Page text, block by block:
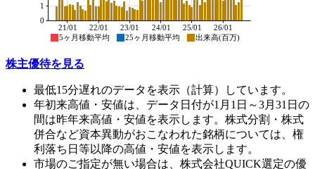
5ヶ月移動平均 25ヶ月移動平均 出来高(百万)
26/01
25/01
24/01
23/01
22/01
21/01
0
1
株主優待を見る
最低15分遅れのデータを表示（計算）しています。
年初来高値・安値は、データ日付が1月1日～3月31日の
間は昨年来高値・安値を表示します。株式分割・株式
併合など資本異動がおこなわれた銘柄については、権
利落ち日等以降の高値・安値を表示します。
市場のご指定が無い場合は、株式会社QUICK選定の優